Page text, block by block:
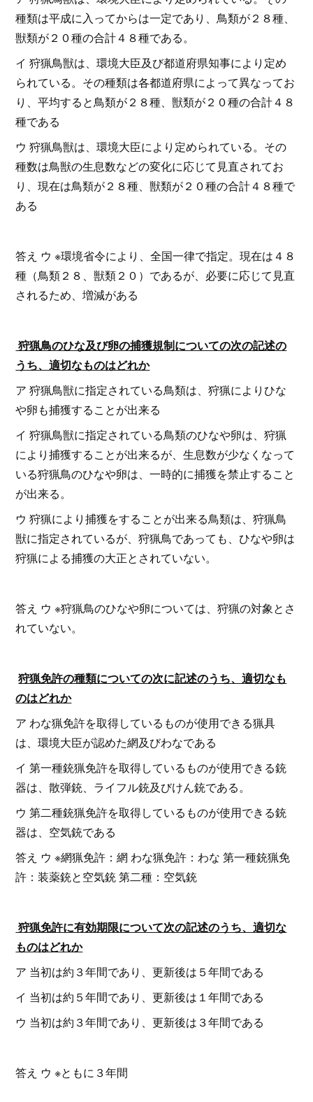
種類は平成に入ってからは一定であり、鳥類が２８種、
獣類が２０種の合計４８種である。
イ 狩猟鳥獣は、環境大臣及び都道府県知事により定め
られている。その種類は各都道府県によって異なってお
り、平均すると鳥類が２８種、獣類が２０種の合計４８
種である
ウ 狩猟鳥獣は、環境大臣により定められている。その
種数は鳥獣の生息数などの変化に応じて見直されてお
り、現在は鳥類が２８種、獣類が２０種の合計４８種で
ある
答え ウ ※環境省令により、全国一律で指定。現在は４８
種（鳥類２８、獣類２０）であるが、必要に応じて見直
されるため、増減がある
狩猟鳥のひな及び卵の捕獲規制についての次の記述の
うち、適切なものはどれか
ア 狩猟鳥獣に指定されている鳥類は、狩猟によりひな
や卵も捕獲することが出来る
イ 狩猟鳥獣に指定されている鳥類のひなや卵は、狩猟
により捕獲することが出来るが、生息数が少なくなって
いる狩猟鳥のひなや卵は、一時的に捕獲を禁止すること
が出来る。
ウ 狩猟により捕獲をすることが出来る鳥類は、狩猟鳥
獣に指定されているが、狩猟鳥であっても、ひなや卵は
狩猟による捕獲の大正とされていない。
答え ウ ※狩猟鳥のひなや卵については、狩猟の対象とさ
れていない。
狩猟免許の種類についての次に記述のうち、適切なも
のはどれか
ア わな猟免許を取得しているものが使用できる猟具
は、環境大臣が認めた網及びわなである
イ 第一種銃猟免許を取得しているものが使用できる銃
器は、散弾銃、ライフル銃及びけん銃である。
ウ 第二種銃猟免許を取得しているものが使用できる銃
器は、空気銃である
答え ウ ※網猟免許：網 わな猟免許：わな 第一種銃猟免
許：装薬銃と空気銃 第二種：空気銃
狩猟免許に有効期限について次の記述のうち、適切な
ものはどれか
ア 当初は約３年間であり、更新後は５年間である
イ 当初は約５年間であり、更新後は１年間である
ウ 当初は約３年間であり、更新後は３年間である
答え ウ ※ともに３年間